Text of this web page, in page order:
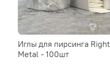
Иглы для пирсинга Right
Metal - 100шт